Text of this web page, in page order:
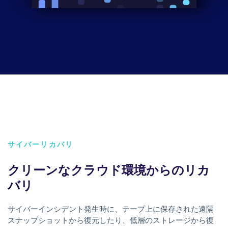
サイバーリカバリ
クリーンなクラウド環境からのリカ
バリ
サイバーインシデント発生時に、テープ上に保存された遠隔
スナップショットから復元したり、低層のストレージから復